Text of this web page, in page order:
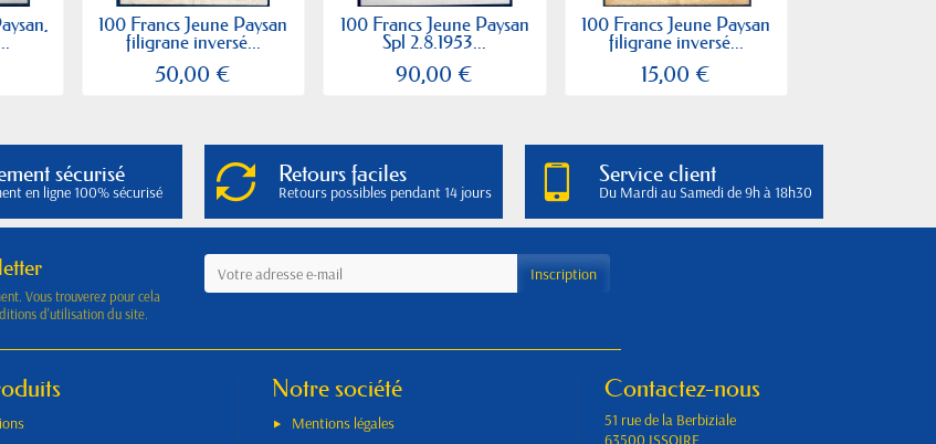
100 Francs Jeune Paysan
filigrane inversé...
50,00 €
100 Francs Jeune Paysan
Spl 2.8.1953...
90,00 €
100 Francs Jeune Paysan
filigrane inversé...
15,00 €
sécurisé
en ligne 100% sécurisé
Retours faciles
Retours possibles pendant 14 jours
Service client
Du Mardi au Samedi de 9h à 18h30
Vous trouverez pour cela
d'utilisation du site.
Notre société
Mentions légales
Contactez-nous
51 rue de la Berbiziale